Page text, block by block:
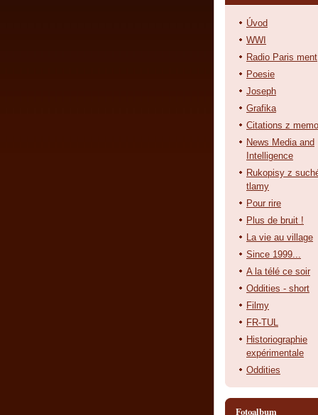
Úvod
WWI
Radio Paris ment
Poesie
Joseph
Grafika
Citations z
News Media and
Intelligence
Rukopisy z
tlamy
Pour rire
Plus de bruit !
La vie au village
Since 1999...
A la télé ce soir
Oddities - short
Filmy
FR-TUL
Historiographie
expérimentale
Oddities
Fotoalbum